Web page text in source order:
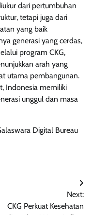
dari pertumbuhan
tetapi juga dari
yang baik
generasi yang cerdas,
program CKG,
arah yang
utama pembangunan.
Indonesia memiliki
unggul dan masa
Digital Bureau
Next:
CKG Perkuat Kesehatan